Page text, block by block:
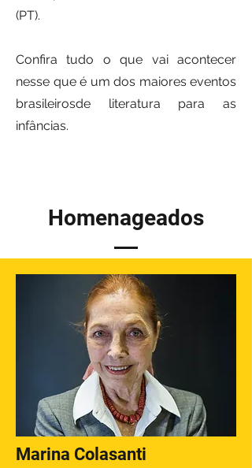
(PT).
Confira tudo o que vai acontecer
nesse que é um dos maiores eventos
brasileirosde literatura para as
infâncias.
Homenageados
Marina Colasanti